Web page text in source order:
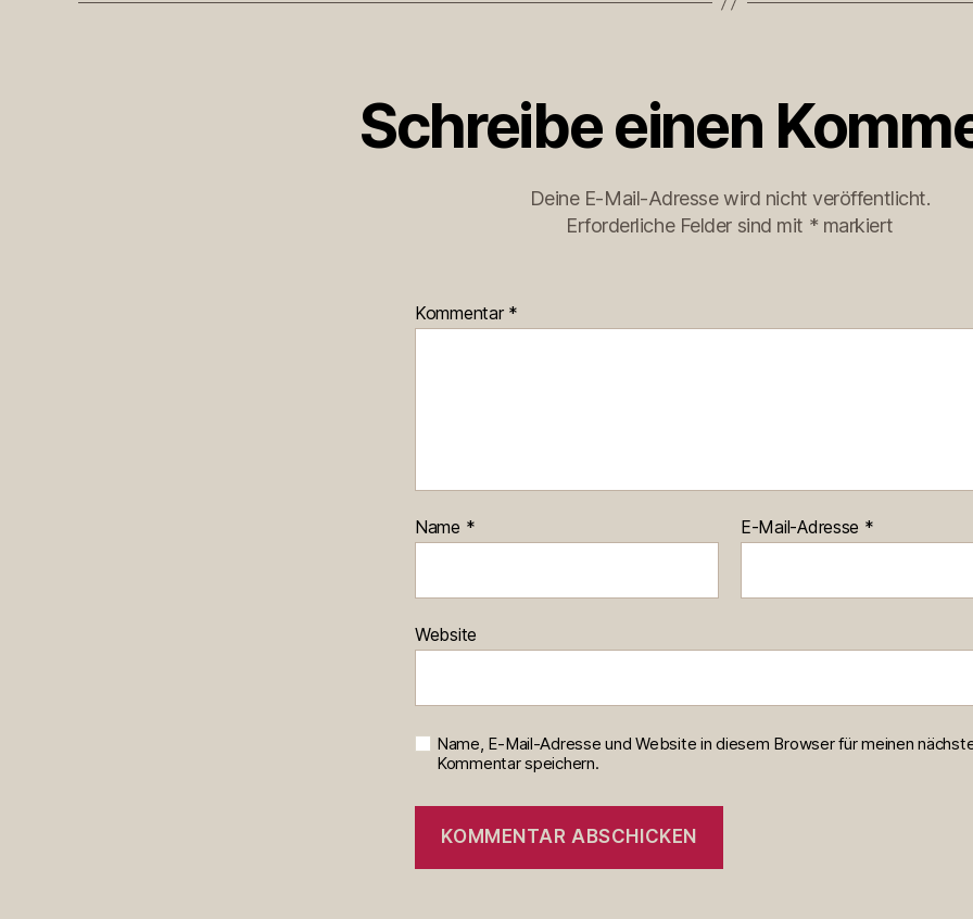
Schreibe einen
Deine E-Mail-Adresse wird nicht veröffentlicht.
Erforderliche Felder sind mit * markiert
Kommentar *
Name * E-Mail-Adresse *
Website
Name, E-Mail-Adresse und Website in diesem Browser für meinen
Kommentar speichern.